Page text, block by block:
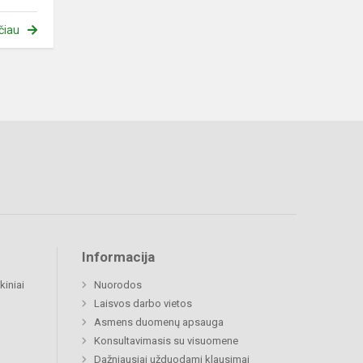
Informacija
Nuorodos
Laisvos darbo vietos
Asmens duomenų apsauga
Konsultavimasis su visuomene
Dažniausiai užduodami klausimai